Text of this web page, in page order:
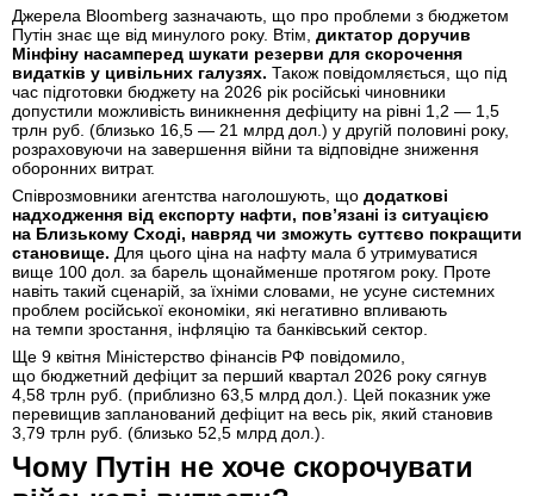
Джерела Bloomberg зазначають, що про проблеми з бюджетом
Путін знає ще від минулого року. Втім, диктатор доручив
Мінфіну насамперед шукати резерви для скорочення
видатків у цивільних галузях. Також повідомляється, що під
час підготовки бюджету на 2026 рік російські чиновники
допустили можливість виникнення дефіциту на рівні 1,2 — 1,5
трлн руб. (близько 16,5 — 21 млрд дол.) у другій половині року,
розраховуючи на завершення війни та відповідне зниження
оборонних витрат.
Співрозмовники агентства наголошують, що додаткові
надходження від експорту нафти, пов’язані із ситуацією
на Близькому Сході, навряд чи зможуть суттєво покращити
становище. Для цього ціна на нафту мала б утримуватися
вище 100 дол. за барель щонайменше протягом року. Проте
навіть такий сценарій, за їхніми словами, не усуне системних
проблем російської економіки, які негативно впливають
на темпи зростання, інфляцію та банківський сектор.
Ще 9 квітня Міністерство фінансів РФ повідомило,
що бюджетний дефіцит за перший квартал 2026 року сягнув
4,58 трлн руб. (приблизно 63,5 млрд дол.). Цей показник уже
перевищив запланований дефіцит на весь рік, який становив
3,79 трлн руб. (близько 52,5 млрд дол.).
Чому Путін не хоче скорочувати